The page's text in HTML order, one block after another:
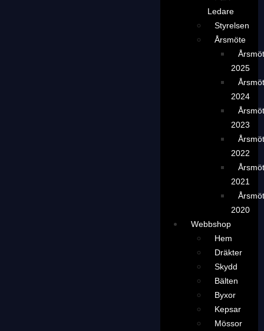
Ledare
Styrelsen
Årsmöte
2025
2024
2023
2022
2021
2020
Webbshop
Hem
Dräkter
Skydd
Bälten
Byxor
Kepsar
Mössor